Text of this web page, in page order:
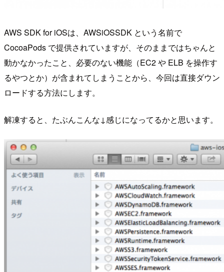
AWS SDK for iOSは、AWSiOSSDK という名前で
CocoaPods で提供されていますが、そのままではちゃんと
動かなかったこと、必要のない機能（EC2 や ELB を操作す
るやつとか）が含まれてしまうことから、今回は直接ダウン
ロードする方法にします。
解凍すると、たぶんこんな↓感じになってるかと思います。